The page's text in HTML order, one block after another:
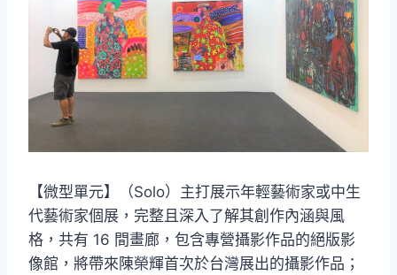
【微型單元】（Solo）主打展示年輕藝術家或中生
代藝術家個展，完整且深入了解其創作內涵與風
格，共有 16 間畫廊，包含專營攝影作品的絕版影
像館，將帶來陳榮輝首次於台灣展出的攝影作品；